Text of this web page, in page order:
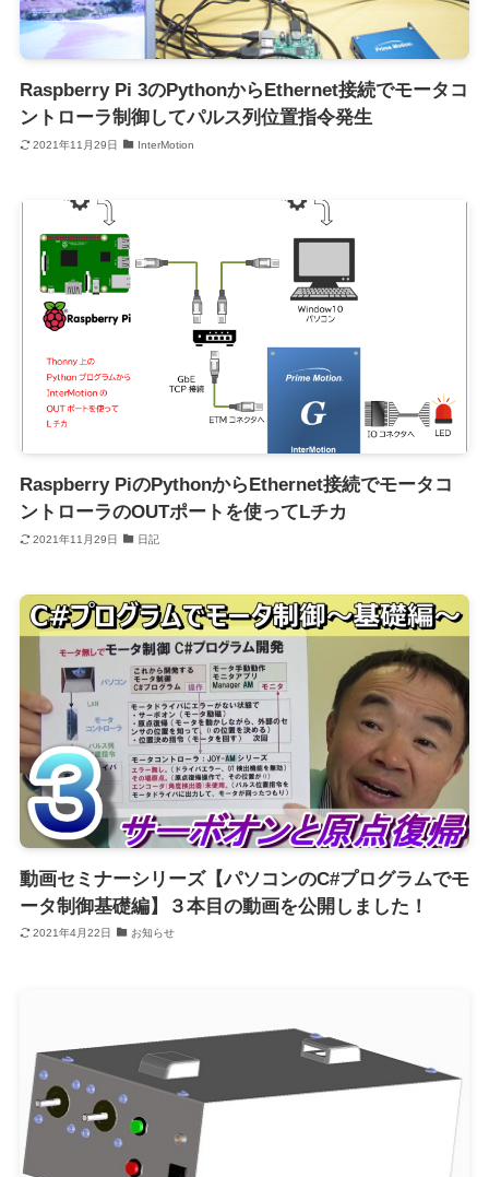
Raspberry Pi 3のPythonからEthernet接続でモータコ
ントローラ制御してパルス列位置指令発生
2021年11月29日 InterMotion
Raspberry PiのPythonからEthernet接続でモータコ
ントローラのOUTポートを使ってLチカ
2021年11月29日 日記
動画セミナーシリーズ【パソコンのC#プログラムでモ
ータ制御基礎編】３本目の動画を公開しました！
2021年4月22日 お知らせ